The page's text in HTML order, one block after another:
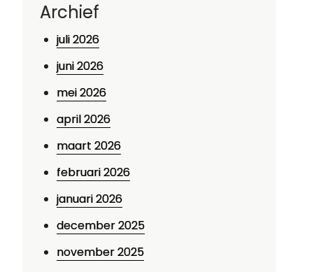
Archief
juli 2026
juni 2026
mei 2026
april 2026
maart 2026
februari 2026
januari 2026
december 2025
november 2025